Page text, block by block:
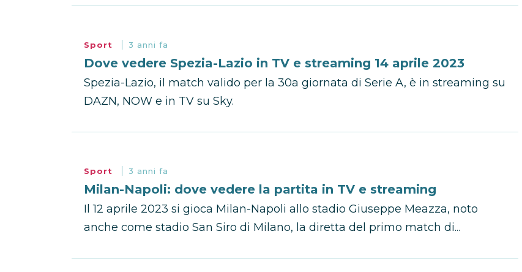
Sport 3 anni fa
Dove vedere Spezia-Lazio in TV e streaming 14 aprile 2023
Spezia-Lazio, il match valido per la 30a giornata di Serie A, è in streaming su
DAZN, NOW e in TV su Sky.
Sport 3 anni fa
Milan-Napoli: dove vedere la partita in TV e streaming
Il 12 aprile 2023 si gioca Milan-Napoli allo stadio Giuseppe Meazza, noto
anche come stadio San Siro di Milano, la diretta del primo match di...